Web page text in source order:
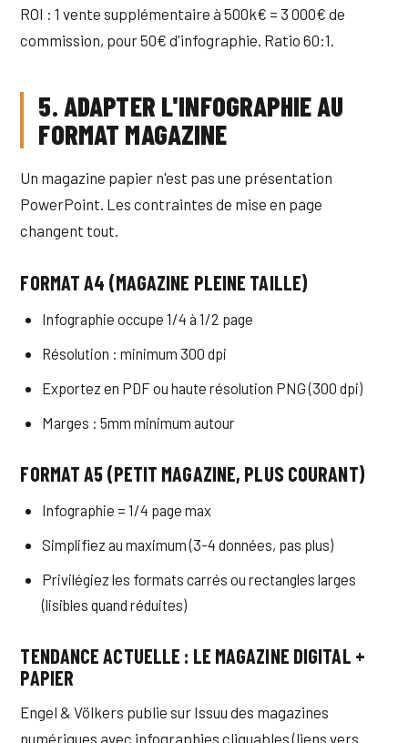
ROI : 1 vente supplémentaire à 500k€ = 3 000€ de
commission, pour 50€ d'infographie. Ratio 60:1.
5. ADAPTER L'INFOGRAPHIE AU
FORMAT MAGAZINE
Un magazine papier n'est pas une présentation
PowerPoint. Les contraintes de mise en page
changent tout.
FORMAT A4 (MAGAZINE PLEINE TAILLE)
Infographie occupe 1/4 à 1/2 page
Résolution : minimum 300 dpi
Exportez en PDF ou haute résolution PNG (300 dpi)
Marges : 5mm minimum autour
FORMAT A5 (PETIT MAGAZINE, PLUS COURANT)
Infographie = 1/4 page max
Simplifiez au maximum (3-4 données, pas plus)
Privilégiez les formats carrés ou rectangles larges
(lisibles quand réduites)
TENDANCE ACTUELLE : LE MAGAZINE DIGITAL +
PAPIER
Engel & Völkers publie sur Issuu des magazines
numériques avec infographies cliquables (liens vers